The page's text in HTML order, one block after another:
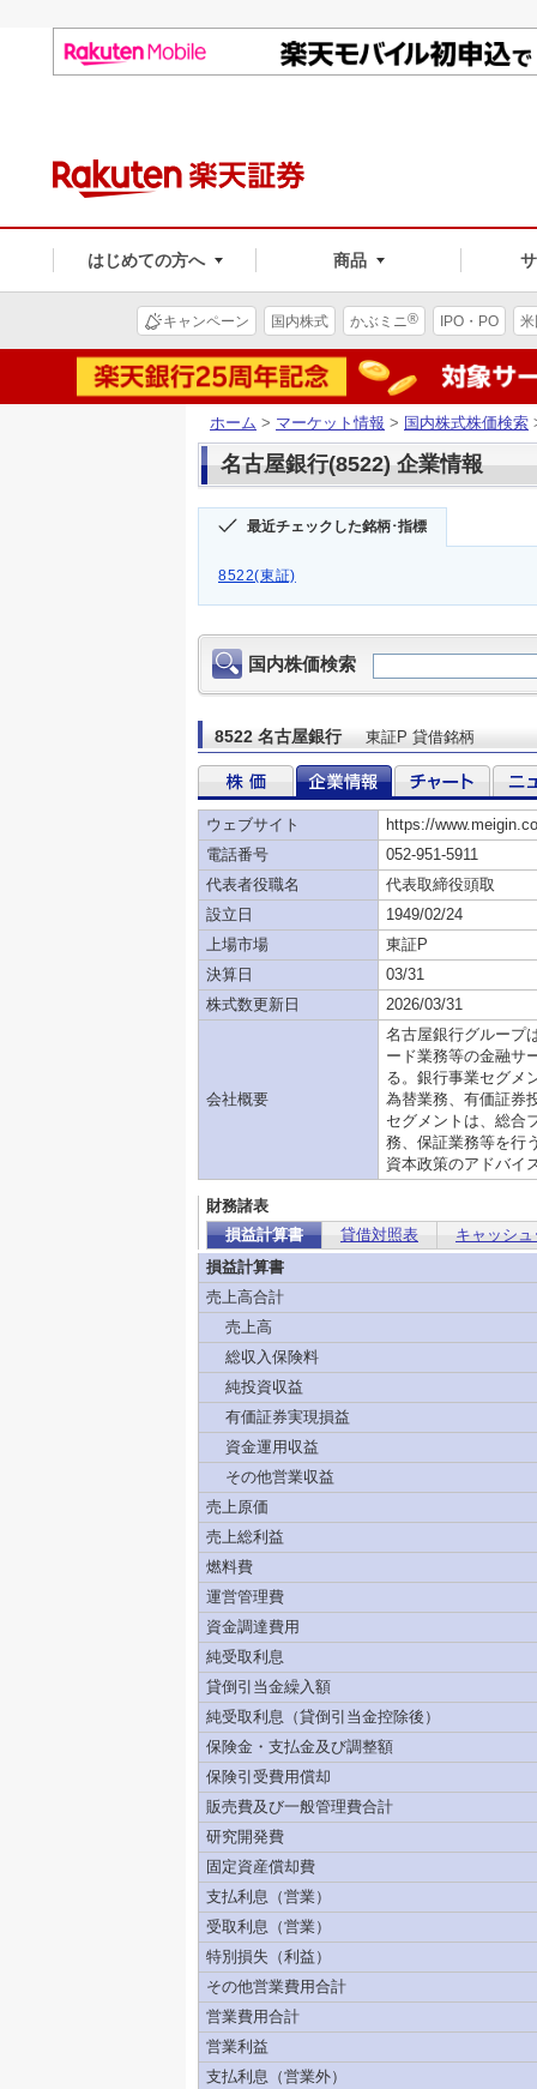
はじめての方へ 商品
キャンペーン 国内株式 かぶミニ® IPO・PO
ホーム > マーケット情報 > 国内株式株価検索
名古屋銀行(8522) 企業情報
最近チェックした銘柄･指標
8522(東証)